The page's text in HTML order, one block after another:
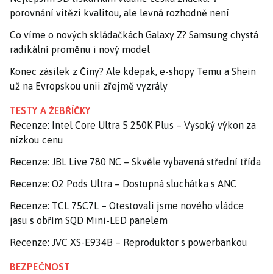
porovnání vítězí kvalitou, ale levná rozhodně není
Co víme o nových skládačkách Galaxy Z? Samsung chystá
radikální proměnu i nový model
Konec zásilek z Číny? Ale kdepak, e-shopy Temu a Shein
už na Evropskou unii zřejmě vyzrály
TESTY A ŽEBŘÍČKY
Recenze: Intel Core Ultra 5 250K Plus – Vysoký výkon za
nízkou cenu
Recenze: JBL Live 780 NC – Skvěle vybavená střední třída
Recenze: O2 Pods Ultra – Dostupná sluchátka s ANC
Recenze: TCL 75C7L – Otestovali jsme nového vládce
jasu s obřím SQD Mini-LED panelem
Recenze: JVC XS-E934B – Reproduktor s powerbankou
BEZPEČNOST